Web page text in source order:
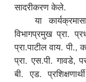
सादरीकरण केले.
या
विभागप्रमुख प्रा.
प्रा.पाटील वाय. पी.,
प्रा. एस.पी. गावडे,
बी. एड.